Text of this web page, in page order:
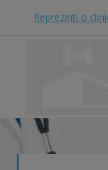
Reprezinti o